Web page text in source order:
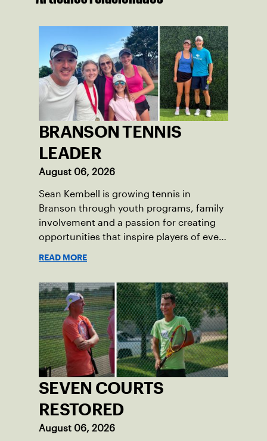
BRANSON TENNIS
LEADER
August 06, 2026
Sean Kembell is growing tennis in
Branson through youth programs, family
involvement and a passion for creating
opportunities that inspire players of every
READ MORE
SEVEN COURTS
RESTORED
August 06, 2026